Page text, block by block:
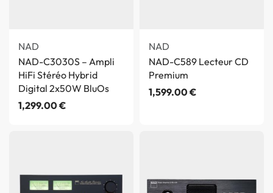
NAD
NAD-C3030S – Ampli
HiFi Stéréo Hybrid
Digital 2x50W BluOs
1,299.00€
NAD
NAD-C589 Lecteur CD
Premium
1,599.00€